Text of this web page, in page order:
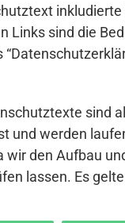
Links sind die
sind
und werden
wir den Aufbau
lassen. Es